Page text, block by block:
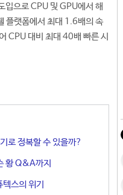
입으로 CPU 및 GPU에서 해
플랫폼에서 최대 1.6배의 속
CPU 대비 최대 40배 빠른 시
로 정복할 수 있을까?
황 Q&A까지
스의 위기